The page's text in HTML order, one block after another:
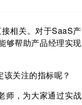
相关。对于SaaS产
够帮助产品经理实现
关注的指标呢？
师，为大家通过实战